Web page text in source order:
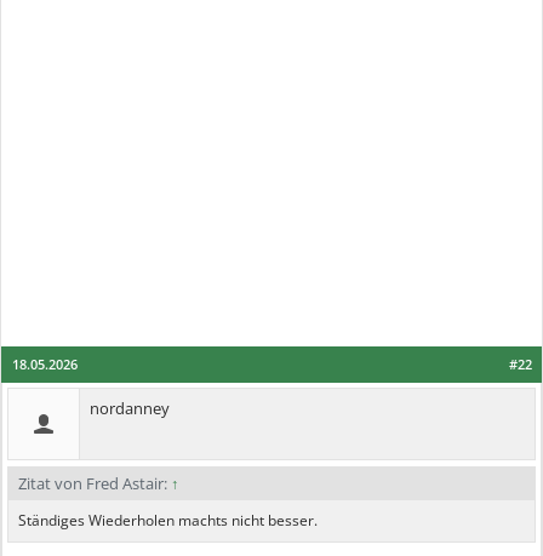
#22
18.05.2026
nordanney
Zitat von Fred Astair: ↑
Ständiges Wiederholen machts nicht besser.